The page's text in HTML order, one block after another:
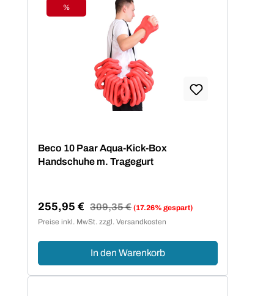
Rabatt
%
Beco 10 Paar Aqua-Kick-Box
Handschuhe m. Tragegurt
Verkaufspreis:
255,95 € Regulärer Preis:
309,35 € (17.26% gespart)
Preise inkl. MwSt. zzgl. Versandkosten
In den Warenkorb